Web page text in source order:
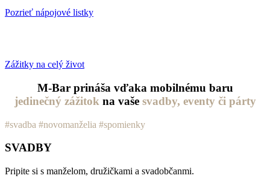
Pozrieť nápojové listky
Zážitky na celý život
M-Bar prináša vďaka mobilnému baru
jedinečný zážitok na vaše svadby, eventy či párty
#svadba #novomanželia #spomienky
SVADBY
Pripite si s manželom, družičkami a svadobčanmi.